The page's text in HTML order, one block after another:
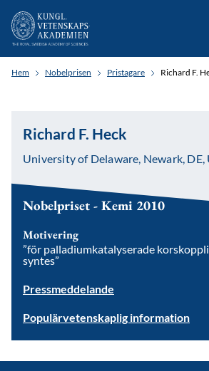
Hem Nobelprisen Pristagare Richard F.
Richard F. Heck
University of Delaware, Newark, DE,
Nobelpriset - Kemi 2010
Motivering
”för palladiumkatalyserade
syntes”
Pressmeddelande
Populärvetenskaplig information